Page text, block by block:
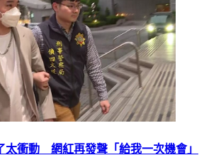
太衝動 網紅再發聲「給我一次機會」